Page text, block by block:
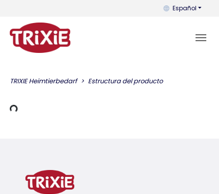
Puedes cambiar
Español
TRIXIE Heimtierbedarf Estructura del producto